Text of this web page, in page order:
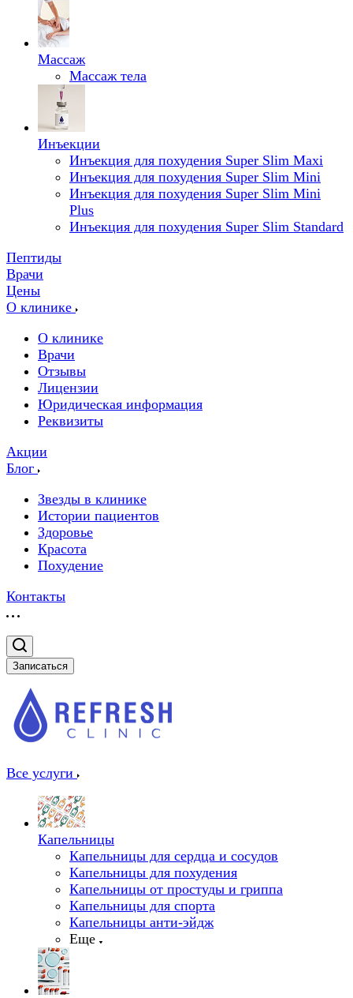
Массаж
Массаж тела
Инъекции
Инъекция для похудения Super Slim Maxi
Инъекция для похудения Super Slim Mini
Инъекция для похудения Super Slim Mini
Plus
Инъекция для похудения Super Slim Standard
Пептиды
Врачи
Цены
О клинике
О клинике
Врачи
Отзывы
Лицензии
Юридическая информация
Реквизиты
Акции
Блог
Звезды в клинике
Истории пациентов
Здоровье
Красота
Похудение
Контакты
Записаться
Все услуги
Капельницы
Капельницы для сердца и сосудов
Капельницы для похудения
Капельницы от простуды и гриппа
Капельницы для спорта
Капельницы анти-эйдж
Еще